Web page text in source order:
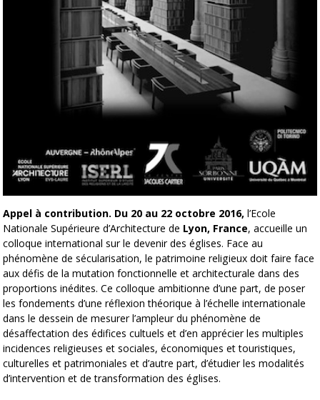
Appel à contribution. Du 20 au 22 octobre 2016,l’Ecole
Nationale Supérieure d’Architecture de Lyon, France, accueille un
colloque international sur le devenir des églises. Face au
phénomène de sécularisation, le patrimoine religieux doit faire face
aux défis de la mutation fonctionnelle et architecturale dans des
proportions inédites. Ce colloque ambitionne d’une part, de poser
les fondements d’une réflexion théorique à l’échelle internationale
dans le dessein de mesurer l’ampleur du phénomène de
désaffectation des édifices cultuels et d’en apprécier les multiples
incidences religieuses et sociales, économiques et touristiques,
culturelles et patrimoniales et d’autre part, d’étudier les modalités
d’intervention et de transformation des églises.